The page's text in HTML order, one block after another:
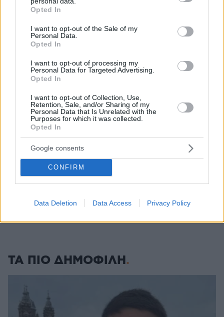
grant or deny consent to Google and its third-party tags to
use your data for below specified purposes in below Google
consent section.
Opted In
I want to opt-out of the Sale of my
Personal Data.
Opted In
I want to opt-out of processing my
Personal Data for Targeted Advertising.
Opted In
I want to opt-out of Collection, Use,
Retention, Sale, and/or Sharing of my
Personal Data that Is Unrelated with the
Purposes for which it was collected.
Opted In
Google consents
CONFIRM
Data Deletion Data Access Privacy Policy
λύκων στην Κεντρική Μακεδονία: Καλό ταξίδι μικρέ,
Συνελήφθη αστυνομικός για επικίνδυνη οδήγηση και
πριν 28 λεπτά
Δημήτρης Ξανθάκης: Η γνήσια λαϊκή φωνή, οι
συνεργασίες, τα κορυφαία του τραγούδια, γιατί δεν
έκανε καριέρα σε μεγάλες πίστες
πριν 29 λεπτά
Οι πρώτες δηλώσεις του Λιβάι Γκαρσία: «Με έπεισαν ο
προπονητής και ο τεχνικός διευθυντής του
Παναθηναϊκού», βίντεο
πριν 30 λεπτά
Αυτά είναι τα σημάδια που δείχνουν ότι ο σκύλος σας
είναι παραμελημένος
ΤΑ ΠΙΟ ΔΗΜΟΦΙΛΗ